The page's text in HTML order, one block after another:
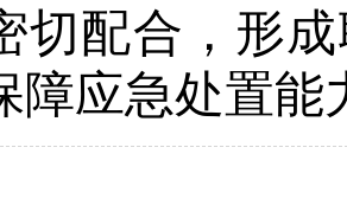
切配合，形
障应急处置能